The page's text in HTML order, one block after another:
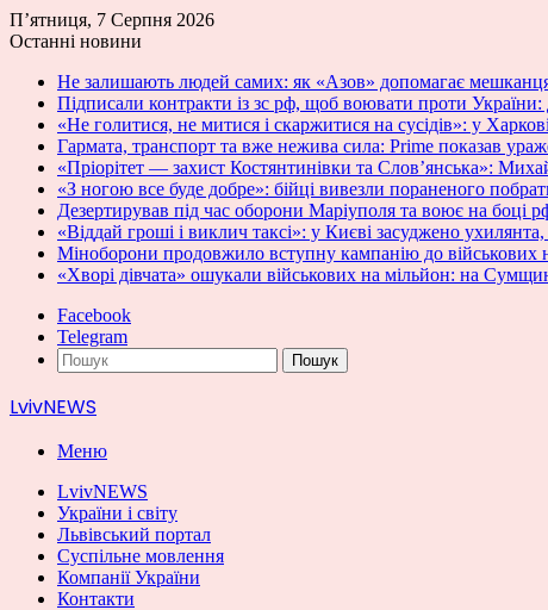
П’ятниця, 7 Серпня 2026
Останні новини
Не залишають людей самих: як «Азов» допомагає
Підписали контракти із зс рф, щоб воювати проти України:
«Не голитися, не митися і скаржитися на сусідів»: у
Гармата, транспорт та вже нежива сила: Prime показав
«Пріорітет — захист Костянтинівки та Слов’янська»:
«З ногою все буде добре»: бійці вивезли пораненого
Дезертирував під час оборони Маріуполя та воює на боці
«Віддай гроші і виклич таксі»: у Києві засуджено
Міноборони продовжило вступну кампанію до військових
«Хворі дівчата» ошукали військових на мільйон: на
Facebook
Telegram
Пошук
LvivNEWS
Меню
LvivNEWS
України і світу
Львівський портал
Суспільне мовлення
Компанії України
Контакти